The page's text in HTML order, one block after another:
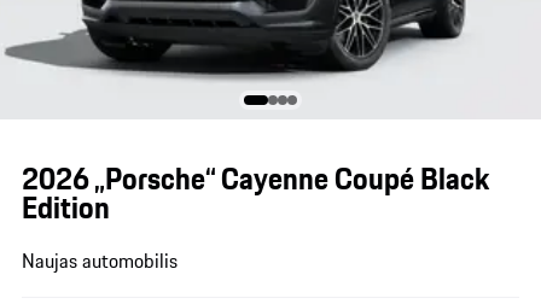
2026 „Porsche“ Cayenne Coupé Black
Edition
Naujas automobilis